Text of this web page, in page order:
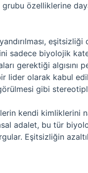
özelliklerine
eşitsizliği
sadece biyolojik
gerektiği algısını
lider olarak kabul
gibi
kendi kimliklerini
adalet, bu tür
Eşitsizliğin